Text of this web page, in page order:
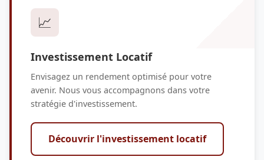
📈
Investissement Locatif
Envisagez un rendement optimisé pour votre
avenir. Nous vous accompagnons dans votre
stratégie d'investissement.
Découvrir l'investissement locatif